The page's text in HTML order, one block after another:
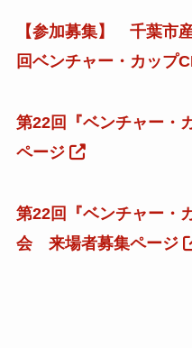
【参加募集】 千葉市
回ベンチャー・カップ
第22回『ベンチャー
ページ
第22回『ベンチャー
会 来場者募集ページ